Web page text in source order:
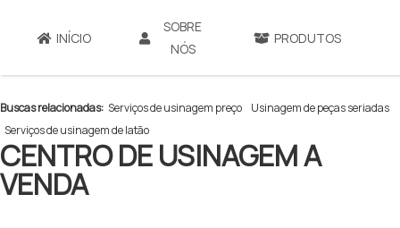
INÍCIO
SOBRE
NÓS
PRODUTOS
centro de usinagem a venda
Buscas relacionadas: Serviços de usinagem preço
Usinagem de peças seriadas
Serviços de usinagem de latão
CENTRO DE USINAGEM A
VENDA